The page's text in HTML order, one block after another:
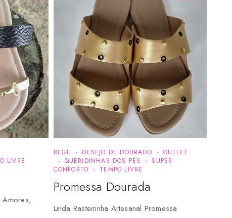
LIVRE
Amores,
BEGE DESEJO DE DOURADO
OUTLET
QUERIDINHAS DOS PÉS
SUPER
CONFORTO
TEMPO LIVRE
Promessa Dourada
Linda Rasteirinha Artesanal Promessa